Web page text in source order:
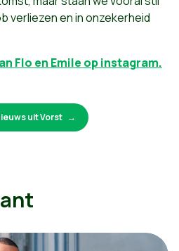
verliezen en in onzekerheid
Flo en Emile op instagram.
uit Vorst